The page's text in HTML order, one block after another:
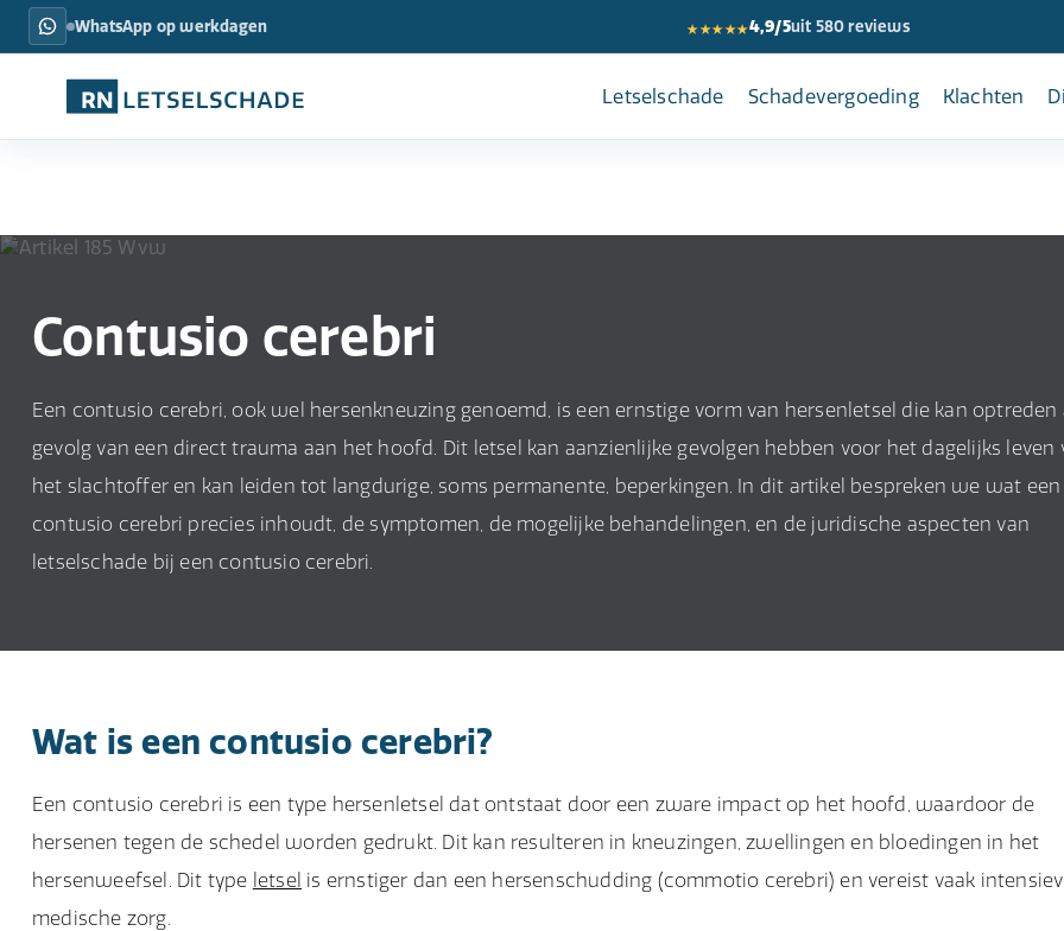
WhatsApp op werkdagen ★★★★★4,9/5uit 580 reviews
Letselschade Schadevergoeding Klachten
Contusio cerebri
Een contusio cerebri, ook wel hersenkneuzing genoemd, is een ernstige vorm van hersenletsel die kan optreden
gevolg van een direct trauma aan het hoofd. Dit letsel kan aanzienlijke gevolgen hebben voor het dagelijks leven
het slachtoffer en kan leiden tot langdurige, soms permanente, beperkingen. In dit artikel bespreken we wat een
contusio cerebri precies inhoudt, de symptomen, de mogelijke behandelingen, en de juridische aspecten van
letselschade bij een contusio cerebri.
Wat is een contusio cerebri?
Een contusio cerebri is een type hersenletsel dat ontstaat door een zware impact op het hoofd, waardoor de
hersenen tegen de schedel worden gedrukt. Dit kan resulteren in kneuzingen, zwellingen en bloedingen in het
hersenweefsel. Dit type letsel is ernstiger dan een hersenschudding (commotio cerebri) en vereist vaak
medische zorg.